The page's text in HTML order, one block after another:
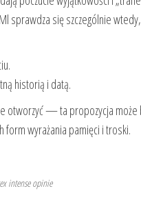
sprawdza się szczególnie
historią i datą.
otworzyć — ta propozycja może
form wyrażania pamięci i troski.
intense opinie